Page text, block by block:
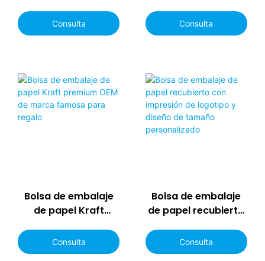
personalizada con
asa
Consulta
personalizado para
compras
Consulta
Bolsa de embalaje
de papel Kraft
marca famosa para
regalo
Consulta
Bolsa de embalaje
de papel recubierto
logotipo y diseño de
tamaño
Consulta